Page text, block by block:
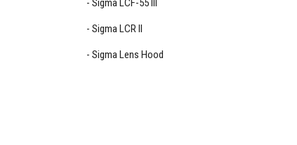
Sigma LCF-55 III
Sigma LCR II
Sigma Lens Hood